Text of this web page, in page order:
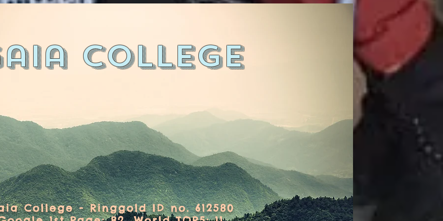
College
College - Ringgold ID no. 612580